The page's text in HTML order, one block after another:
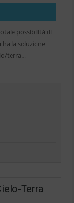
possibilità di
ha la soluzione
terra…
Terra